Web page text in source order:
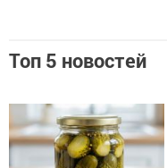
Топ 5 новостей